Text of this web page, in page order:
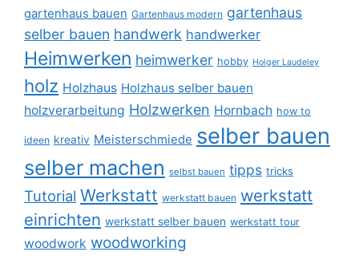
gartenhaus bauen Gartenhaus modern gartenhaus
selber bauen handwerk handwerker
Heimwerken heimwerker hobby Holger Laudeley
holz Holzhaus Holzhaus selber bauen
holzverarbeitung Holzwerken Hornbach how to
ideen kreativ Meisterschmiede selber bauen
selber machen selbst bauen tipps tricks
Tutorial Werkstatt werkstatt bauen werkstatt
einrichten werkstatt selber bauen werkstatt tour
woodwork woodworking